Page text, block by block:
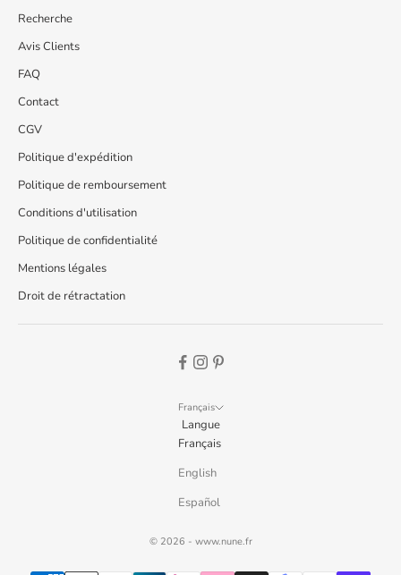
Recherche
Avis Clients
FAQ
Contact
CGV
Politique d'expédition
Politique de remboursement
Conditions d'utilisation
Politique de confidentialité
Mentions légales
Droit de rétractation
Français
Langue
Français
English
Español
© 2026 - www.nune.fr